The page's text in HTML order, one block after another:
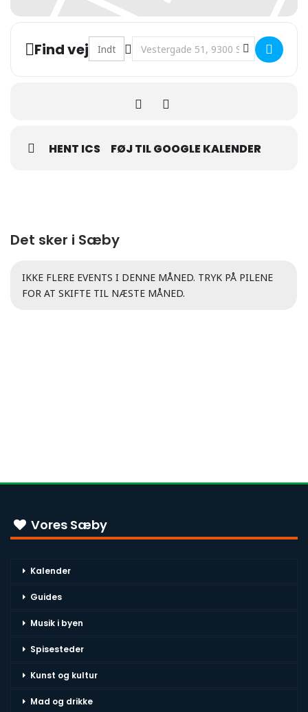
Find vej Address - STRANDEN åbner []
Destination Address - STRANDEN
HENT ICS FØJ TIL GOOGLE KALENDER
Det sker i Sæby
IKKE FLERE EVENTS I DENNE MÅNED. TRYK PÅ PILENE
FOR AT SKIFTE TIL NÆSTE MÅNED.
Vores Sæby
Kalender
Guides
Musik i byen
Spisesteder
Kunst og kultur
Mad og drikke